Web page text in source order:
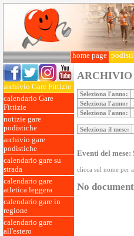
home page
archivio Gare Fittizie
calendario Gare
Fittizie
notizie gare
podistiche
archivio gare
podistiche
calendario gare su
strada
calendario gare
atletica leggera
calendario gare in
regione
calendario gare
all'estero
Seleziona l'anno:
Seleziona l'anno:
Seleziona l'anno:
Seleziona il mese:
Eventi del mese:
clicca sul nome per
No